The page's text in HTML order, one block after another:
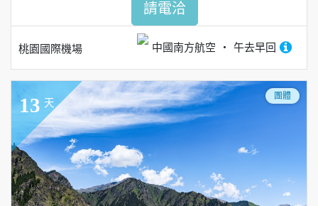
桃園國際機場 中國南方航空 午去早回
請電洽
13 天
團體